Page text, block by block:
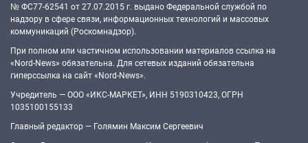
№ ФС77-62541 от 27.07.2015 г. выдано Федеральной службой по
надзору в сфере связи, информационных технологий и массовых
коммуникаций (Роскомнадзор).
При полном или частичном использовании материалов ссылка на
«Nord-News» обязательна. Для сетевых изданий обязательна
гиперссылка на сайт «Nord-News».
Учредитель — ООО «ИКС-МАРКЕТ», ИНН 5190310423, ОГРН
1035100155133
Главный редактор — Голямин Максим Сергеевич